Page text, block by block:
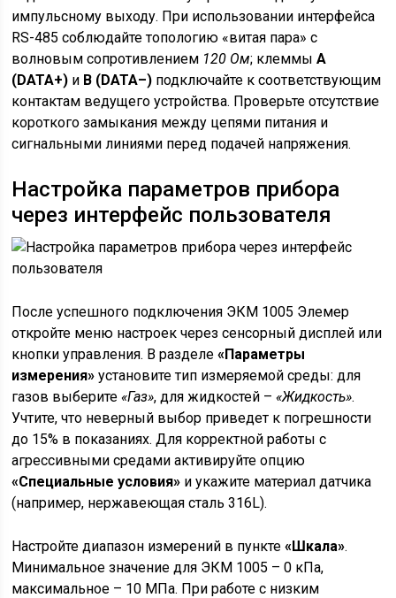
импульсному выходу. При использовании интерфейса
RS-485 соблюдайте топологию «витая пара» с
волновым сопротивлением 120 Ом; клеммыA
(DATA+) и B (DATA–) подключайте к соответствующим
контактам ведущего устройства. Проверьте отсутствие
короткого замыкания между цепями питания и
сигнальными линиями перед подачей напряжения.
Настройка параметров прибора
через интерфейс пользователя
После успешного подключения ЭКМ 1005 Элемер
откройте меню настроек через сенсорный дисплей или
кнопки управления. В разделе«Параметры
измерения» установите тип измеряемой среды: для
газов выберите«Газ», для жидкостей –«Жидкость».
Учтите, что неверный выбор приведет к погрешности
до 15% в показаниях. Для корректной работы с
агрессивными средами активируйте опцию
«Специальные условия» и укажите материал датчика
(например, нержавеющая сталь 316L).
Настройте диапазон измерений в пункте«Шкала».
Минимальное значение для ЭКМ 1005 – 0 кПа,
максимальное – 10 МПа. При работе с низким